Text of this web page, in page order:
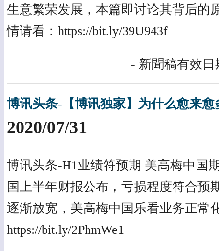
生意繁荣发展，本篇即讨论其背后的
情请看：https://bit.ly/39U943f
- 新聞稿有效日
博讯头条-【博讯独家】为什么愈来
2020/07/31
博讯头条-H1业绩符预期 美高梅中国
国上半年财报公布，亏损程度符合预
逐渐放宽，美高梅中国乐看业务正常
https://bit.ly/2PhmWe1